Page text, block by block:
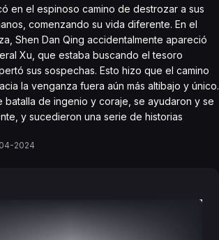
en el espinoso camino de destrozar a sus
comenzando su vida diferente. En el
Shen Dan Qing accidentalmente apareció
Xu, que estaba buscando el tesoro
sus sospechas. Esto hizo que el camino
la venganza fuera aún más altibajo y único.
batalla de ingenio y coraje, se ayudaron y se
y sucedieron una serie de historias
2024